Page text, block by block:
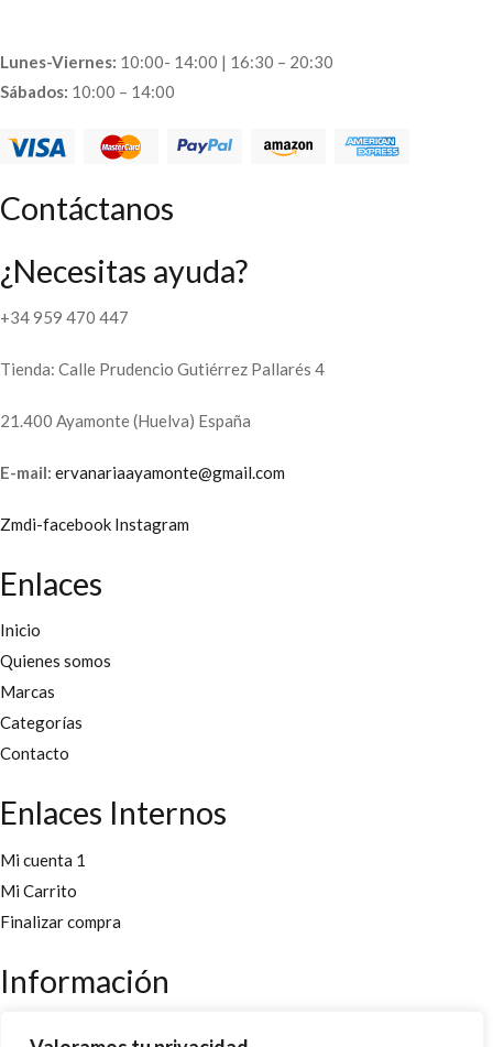
Lunes-Viernes: 10:00- 14:00 | 16:30 – 20:30
Sábados: 10:00 – 14:00
Contáctanos
¿Necesitas ayuda?
+34 959 470 447
Tienda: Calle Prudencio Gutiérrez Pallarés 4
21.400 Ayamonte (Huelva) España
E-mail: ervanariaayamonte@gmail.com
Zmdi-facebook Instagram
Enlaces
Inicio
Quienes somos
Marcas
Categorías
Contacto
Enlaces Internos
Mi cuenta 1
Mi Carrito
Finalizar compra
Información